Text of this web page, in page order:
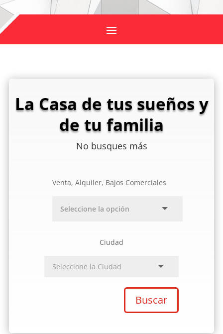
La Casa de tus sueños y
de tu familia
No busques más
Venta, Alquiler, Bajos Comerciales
Ciudad
Buscar